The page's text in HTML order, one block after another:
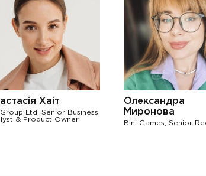
Хаіт
Group Ltd, Senior Business
& Product Owner
Олександра
Миронова
Bini Games, Senior